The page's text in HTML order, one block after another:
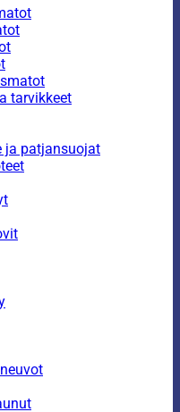
tarvikkeet
ja patjansuojat